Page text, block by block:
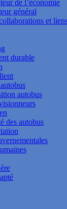
de l’économie
général
et
durable
autobus
des autobus